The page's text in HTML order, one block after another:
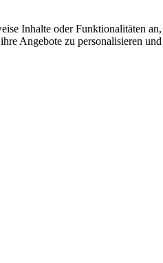
Inhalte oder Funktionalitäten
Angebote zu personalisieren